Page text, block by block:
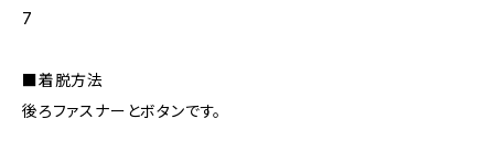
7
■着脱方法
後ろファスナーとボタンです。